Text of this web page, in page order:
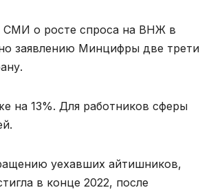
СМИ о росте спроса на ВНЖ в
заявлению Минцифры две трети
на 13%. Для работников сферы
уехавших айтишников,
в конце 2022, после